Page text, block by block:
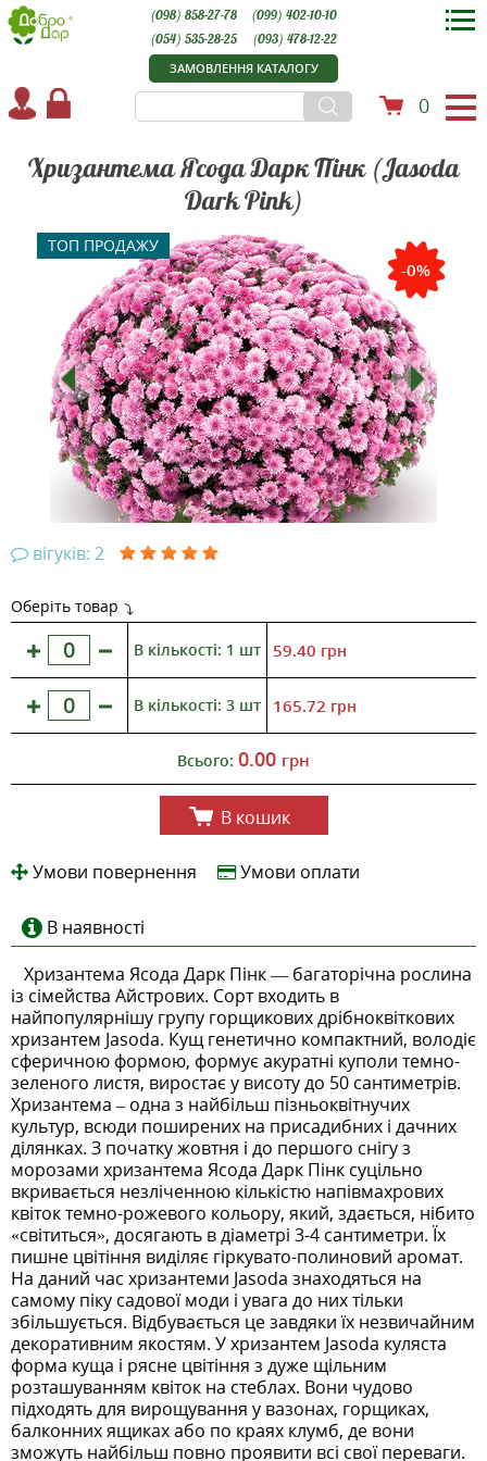
ЗАМОВЛЕННЯ КАТАЛОГУ
0
(098) 858-27-78
(099) 402-10-10
(054) 535-28-25
(093) 478-12-22
Хризантема Ясода Дарк Пінк (Jasoda
Dark Pink)
ТОП ПРОДАЖУ
-0%
вігуків: 2
Оберіть товар
В кількості: 1 шт 59.40 грн
В кількості: 3 шт 165.72 грн
Всього: 0.00 грн
В кошик
Умови повернення Умови оплати
В наявності
Хризантема Ясода Дарк Пінк — багаторічна рослина
із сімейства Айстрових. Сорт входить в
найпопулярнішу групу горщикових дрібноквіткових
хризантем Jasoda. Кущ генетично компактний, володіє
сферичною формою, формує акуратні куполи темно-
зеленого листя, виростає у висоту до 50 сантиметрів.
Хризантема – одна з найбільш пізньоквітнучих
культур, всюди поширених на присадибних і дачних
ділянках. З початку жовтня і до першого снігу з
морозами хризантема Ясода Дарк Пінк суцільно
вкривається незліченною кількістю напівмахрових
квіток темно-рожевого кольору, який, здається, нібито
«світиться», досягають в діаметрі 3-4 сантиметри. Їх
пишне цвітіння виділяє гіркувато-полиновий аромат.
На даний час хризантеми Jasoda знаходяться на
самому піку садової моди і увага до них тільки
збільшується. Відбувається це завдяки їх незвичайним
декоративним якостям. У хризантем Jasoda куляста
форма куща і рясне цвітіння з дуже щільним
розташуванням квіток на стеблах. Вони чудово
підходять для вирощування у вазонах, горщиках,
балконних ящиках або по краях клумб, де вони
зможуть найбільш повно проявити всі свої переваги.